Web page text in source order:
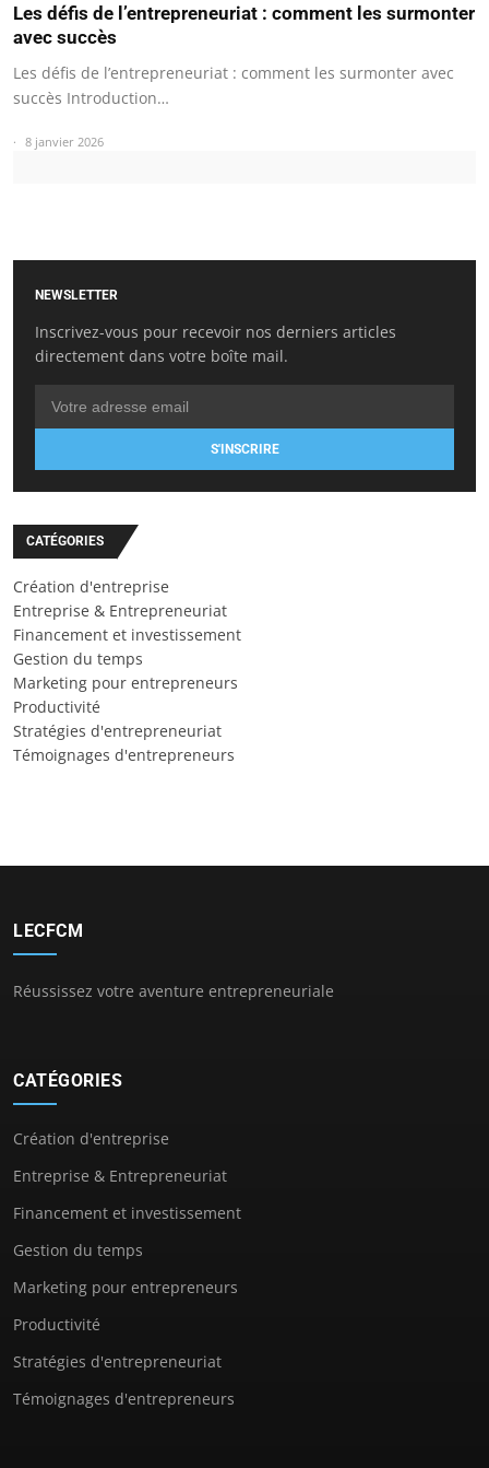
Les défis de l’entrepreneuriat : comment les surmonter
avec succès
Les défis de l’entrepreneuriat : comment les surmonter avec
succès Introduction…
8 janvier 2026
NEWSLETTER
Inscrivez-vous pour recevoir nos derniers articles
directement dans votre boîte mail.
S'INSCRIRE
CATÉGORIES
Création d'entreprise
Entreprise & Entrepreneuriat
Financement et investissement
Gestion du temps
Marketing pour entrepreneurs
Productivité
Stratégies d'entrepreneuriat
Témoignages d'entrepreneurs
LECFCM
Réussissez votre aventure entrepreneuriale
CATÉGORIES
Création d'entreprise
Entreprise & Entrepreneuriat
Financement et investissement
Gestion du temps
Marketing pour entrepreneurs
Productivité
Stratégies d'entrepreneuriat
Témoignages d'entrepreneurs